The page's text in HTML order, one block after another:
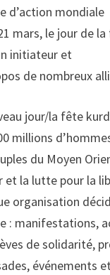
d’action mondiale
mars, le jour de
initiateur et
de nombreux
jour/la fête
millions
du Moyen
et la lutte pour la
organisation
: manifestations,
de solidarité,
événements